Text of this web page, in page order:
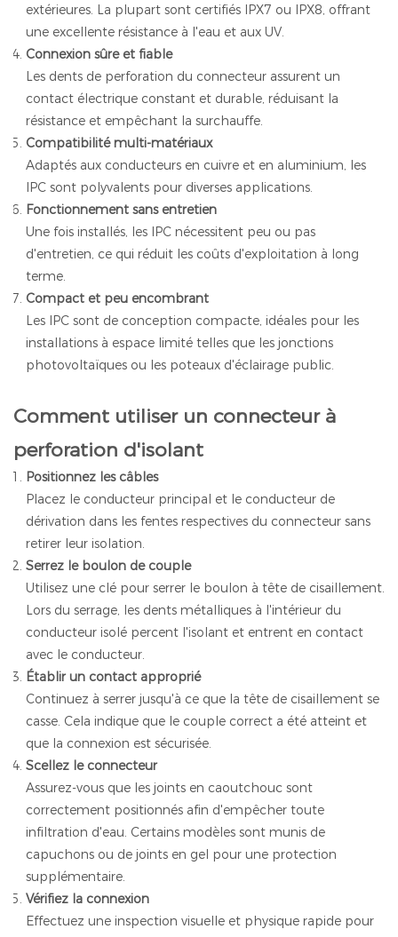
extérieures. La plupart sont certifiés IPX7 ou IPX8, offrant
une excellente résistance à l'eau et aux UV.
Connexion sûre et fiable
Les dents de perforation du connecteur assurent un
contact électrique constant et durable, réduisant la
résistance et empêchant la surchauffe.
Compatibilité multi-matériaux
Adaptés aux conducteurs en cuivre et en aluminium, les
IPC sont polyvalents pour diverses applications.
Fonctionnement sans entretien
Une fois installés, les IPC nécessitent peu ou pas
d'entretien, ce qui réduit les coûts d'exploitation à long
terme.
Compact et peu encombrant
Les IPC sont de conception compacte, idéales pour les
installations à espace limité telles que les jonctions
photovoltaïques ou les poteaux d'éclairage public.
Comment utiliser un connecteur à
perforation d'isolant
Positionnez les câbles
Placez le conducteur principal et le conducteur de
dérivation dans les fentes respectives du connecteur sans
retirer leur isolation.
Serrez le boulon de couple
Utilisez une clé pour serrer le boulon à tête de cisaillement.
Lors du serrage, les dents métalliques à l'intérieur du
conducteur isolé percent l'isolant et entrent en contact
avec le conducteur.
Établir un contact approprié
Continuez à serrer jusqu'à ce que la tête de cisaillement se
casse. Cela indique que le couple correct a été atteint et
que la connexion est sécurisée.
Scellez le connecteur
Assurez-vous que les joints en caoutchouc sont
correctement positionnés afin d'empêcher toute
infiltration d'eau. Certains modèles sont munis de
capuchons ou de joints en gel pour une protection
supplémentaire.
Vérifiez la connexion
Effectuez une inspection visuelle et physique rapide pour